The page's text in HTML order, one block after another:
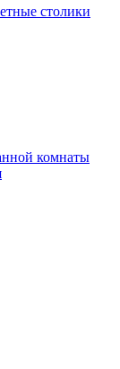
столики
комнаты